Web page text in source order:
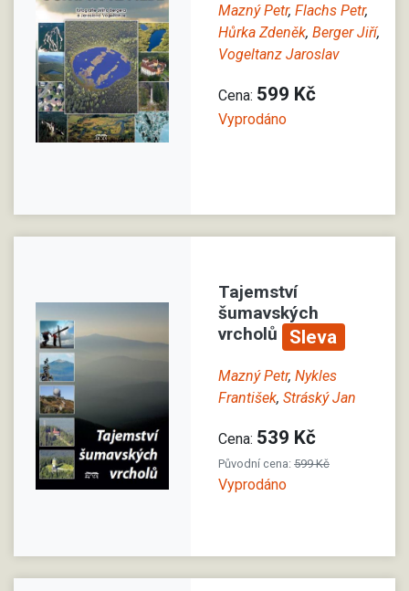
Mazný Petr, Flachs Petr,
Hůrka Zdeněk, Berger Jiří,
Vogeltanz Jaroslav
Cena: 599 Kč
Vyprodáno
Tajemství
šumavských
vrcholů
Sleva
Mazný Petr, Nykles
František, Stráský Jan
Cena: 539 Kč
Původní cena: 599 Kč
Vyprodáno